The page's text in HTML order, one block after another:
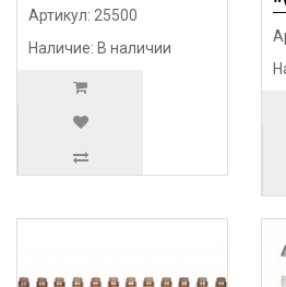
Артикул: 25500
Наличие: В наличии